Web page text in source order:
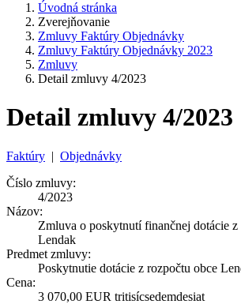
Úvodná stránka
Zverejňovanie
Zmluvy Faktúry Objednávky
Zmluvy Faktúry Objednávky 2023
Zmluvy
Detail zmluvy 4/2023
Detail zmluvy 4/2023
Faktúry | Objednávky
Číslo zmluvy:
4/2023
Názov:
Zmluva o poskytnutí finančnej dotácie z
Lendak
Predmet zmluvy:
Poskytnutie dotácie z rozpočtu obce
Cena:
3 070,00 EUR tritisícsedemdesiat